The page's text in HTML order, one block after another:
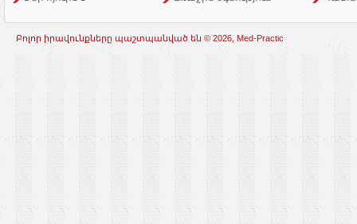
Բոլոր իրավունքները պաշտպանված են © 2026, Med-Practic